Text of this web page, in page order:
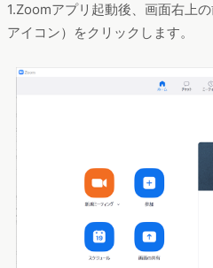
1.Zoomアプリ起動後、画面右上
アイコン）をクリックします。